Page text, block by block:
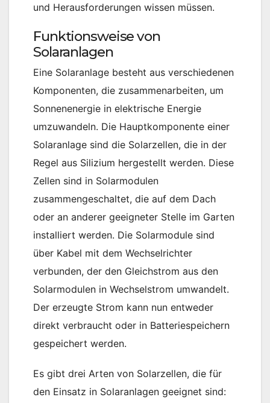
und Herausforderungen wissen müssen.
Funktionsweise von
Solaranlagen
Eine Solaranlage besteht aus verschiedenen
Komponenten, die zusammenarbeiten, um
Sonnenenergie in elektrische Energie
umzuwandeln. Die Hauptkomponente einer
Solaranlage sind die Solarzellen, die in der
Regel aus Silizium hergestellt werden. Diese
Zellen sind in Solarmodulen
zusammengeschaltet, die auf dem Dach
oder an anderer geeigneter Stelle im Garten
installiert werden. Die Solarmodule sind
über Kabel mit dem Wechselrichter
verbunden, der den Gleichstrom aus den
Solarmodulen in Wechselstrom umwandelt.
Der erzeugte Strom kann nun entweder
direkt verbraucht oder in Batteriespeichern
gespeichert werden.
Es gibt drei Arten von Solarzellen, die für
den Einsatz in Solaranlagen geeignet sind: